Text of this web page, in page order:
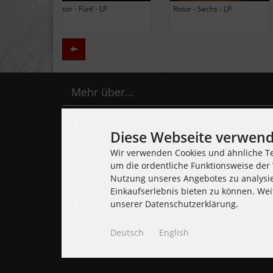
Black Lung - Ancients - LP
Daily Thompson - Glue - LP
Zurück
Mehr über...
Lieferzeit
Impressum
Cookie Einstellungen
Diese Webseite
Wir verwenden Cookies und ähnliche
um die ordentliche Funktionsweise
Nutzung unseres Angebotes zu
Einkaufserlebnis bieten zu können.
unserer Datenschutzerklärung.
Deutsch English